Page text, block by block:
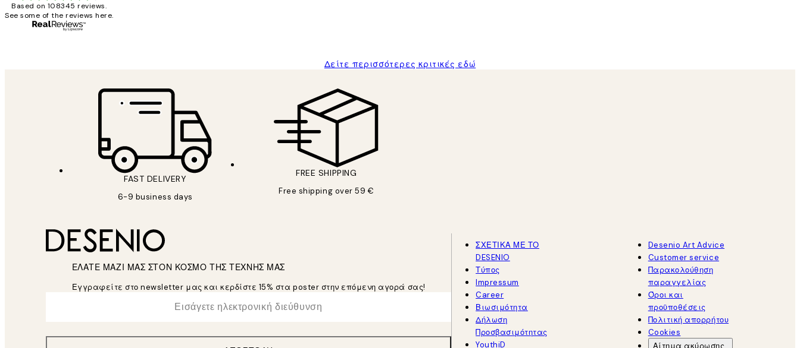
Based on 108345 reviews.
See some of the reviews here.
Δείτε περισσότερες κριτικές εδώ
FAST DELIVERY
6-9 business days
FREE SHIPPING
Free shipping over 59 €
ΕΛΑΤΕ ΜΑΖΙ ΜΑΣ ΣΤΟΝ ΚΟΣΜΟ ΤΗΣ ΤΕΧΝΗΣ ΜΑΣ
Εγγραφείτε στο newsletter μας και κερδίστε 15% στα poster στην επόμενη αγορά σας!
ΣΧΕΤΙΚΑ ΜΕ ΤΟ
DESENIO
Τύπος
Impressum
Career
Βιωσιμότητα
Δήλωση
Προσβασιμότητας
YouthiD
Desenio Art Advice
Customer service
Παρακολούθηση
παραγγελίας
Όροι και
προϋποθέσεις
Πολιτική απορρήτου
Cookies
Αίτημα ακύρωσης